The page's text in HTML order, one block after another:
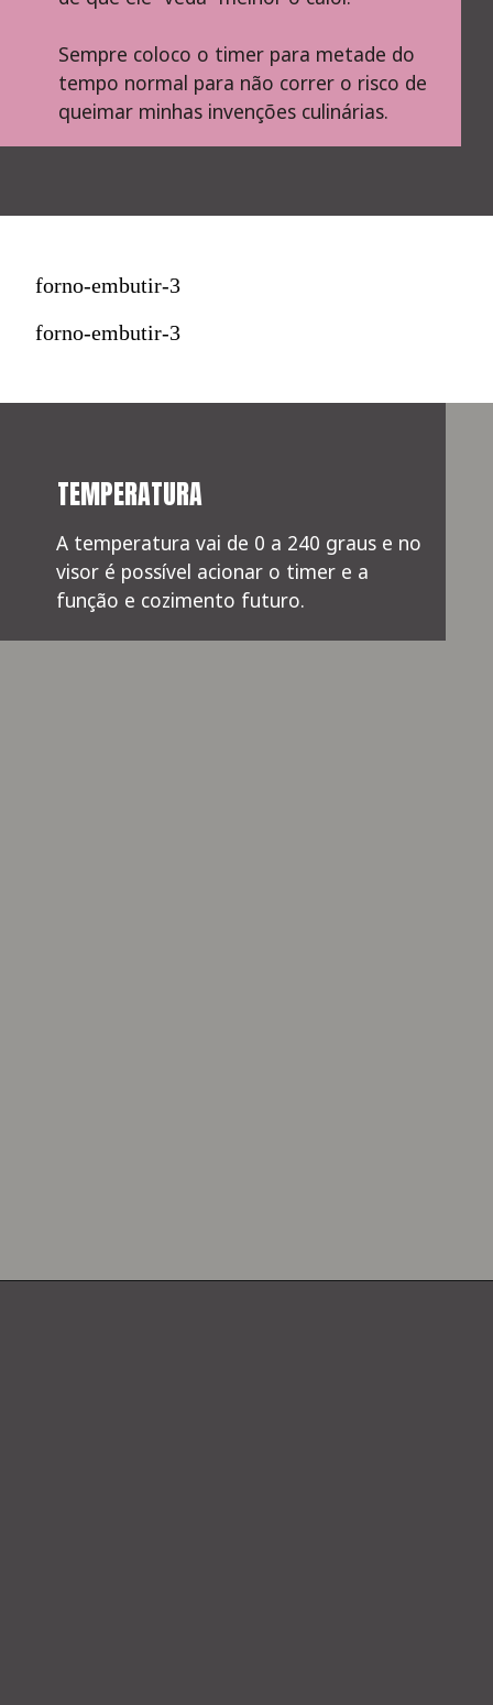
Sempre coloco o timer para metade do
tempo normal para não correr o risco de
queimar minhas invenções culinárias.
forno-embutir-3
forno-embutir-3
TEMPERATURA
A temperatura vai de 0 a 240 graus e no
visor é possível acionar o timer e a
função e cozimento futuro.